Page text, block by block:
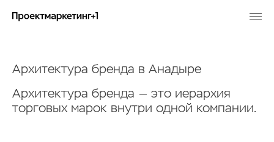
Архитектура бренда в Анадыре
Архитектура бренда — это иерархия
торговых марок внутри одной компании.